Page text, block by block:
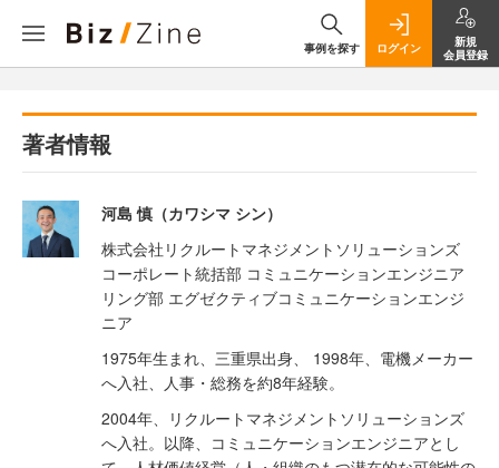
事例を探す ログイン
新規
会員登録
著者情報
河島 慎（カワシマ シン）
株式会社リクルートマネジメントソリューションズ
コーポレート統括部 コミュニケーションエンジニア
リング部 エグゼクティブコミュニケーションエンジ
ニア
1975年生まれ、三重県出身、 1998年、電機メーカー
へ入社、人事・総務を約8年経験。
2004年、リクルートマネジメントソリューションズ
へ入社。以降、コミュニケーションエンジニアとし